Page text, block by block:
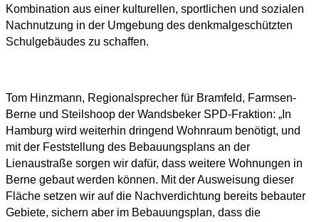
Kombination aus einer kulturellen, sportlichen und sozialen
Nachnutzung in der Umgebung des denkmalgeschützten
Schulgebäudes zu schaffen.
Tom Hinzmann, Regionalsprecher für Bramfeld, Farmsen-
Berne und Steilshoop der Wandsbeker SPD-Fraktion: „In
Hamburg wird weiterhin dringend Wohnraum benötigt, und
mit der Feststellung des Bebauungsplans an der
Lienaustraße sorgen wir dafür, dass weitere Wohnungen in
Berne gebaut werden können. Mit der Ausweisung dieser
Fläche setzen wir auf die Nachverdichtung bereits bebauter
Gebiete, sichern aber im Bebauungsplan, dass die